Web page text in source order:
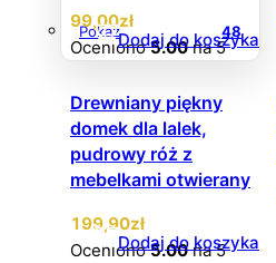
Pokaż 48
99,00zł
Oceniono5.00na 5
Dodaj do koszyka
Drewniany piękny
domek dla lalek,
pudrowy róż z
mebelkami otwierany
199,90zł
Oceniono5.00na 5
Dodaj do koszyka